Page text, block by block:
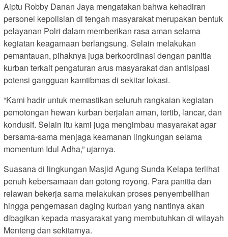
Aiptu Robby Danan Jaya mengatakan bahwa kehadiran
personel kepolisian di tengah masyarakat merupakan bentuk
pelayanan Polri dalam memberikan rasa aman selama
kegiatan keagamaan berlangsung. Selain melakukan
pemantauan, pihaknya juga berkoordinasi dengan panitia
kurban terkait pengaturan arus masyarakat dan antisipasi
potensi gangguan kamtibmas di sekitar lokasi.
“Kami hadir untuk memastikan seluruh rangkaian kegiatan
pemotongan hewan kurban berjalan aman, tertib, lancar, dan
kondusif. Selain itu kami juga mengimbau masyarakat agar
bersama-sama menjaga keamanan lingkungan selama
momentum Idul Adha,” ujarnya.
Suasana di lingkungan Masjid Agung Sunda Kelapa terlihat
penuh kebersamaan dan gotong royong. Para panitia dan
relawan bekerja sama melakukan proses penyembelihan
hingga pengemasan daging kurban yang nantinya akan
dibagikan kepada masyarakat yang membutuhkan di wilayah
Menteng dan sekitarnya.